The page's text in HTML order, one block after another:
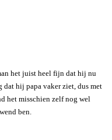
het juist heel fijn dat hij nu
hij papa vaker ziet, dus met
het misschien zelf nog wel
ben.